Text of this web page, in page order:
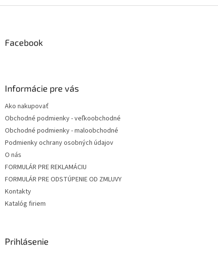
Facebook
Informácie pre vás
Ako nakupovať
Obchodné podmienky - veľkoobchodné
Obchodné podmienky - maloobchodné
Podmienky ochrany osobných údajov
O nás
FORMULÁR PRE REKLAMÁCIU
FORMULÁR PRE ODSTÚPENIE OD ZMLUVY
Kontakty
Katalóg firiem
Prihlásenie